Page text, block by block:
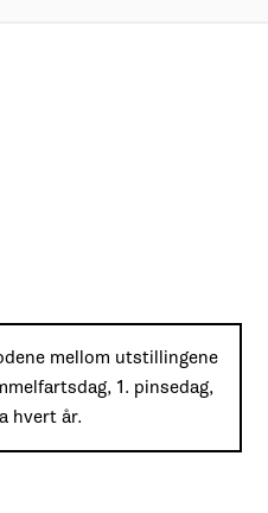
mellom utstillingene
1. pinsedag,
hvert år.